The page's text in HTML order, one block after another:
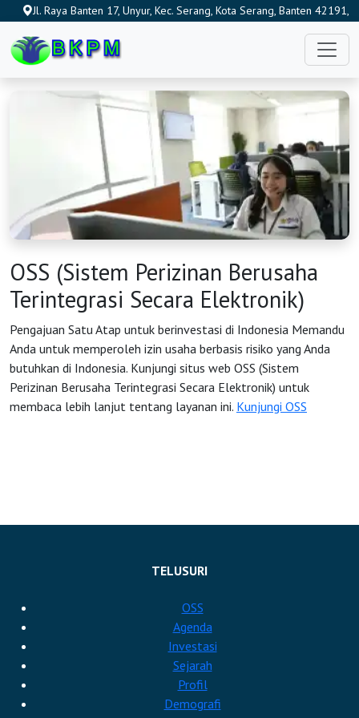
Jl. Raya Banten 17, Unyur, Kec. Serang, Kota Serang, Banten 42191,
HOME
OSS
Investasi
OSS (Sistem Perizinan Berusaha
Terintegrasi Secara Elektronik)
Pengajuan Satu Atap untuk berinvestasi di Indonesia Memandu
Anda untuk memperoleh izin usaha berbasis risiko yang Anda
butuhkan di Indonesia. Kunjungi situs web OSS (Sistem
Perizinan Berusaha Terintegrasi Secara Elektronik) untuk
membaca lebih lanjut tentang layanan ini. Kunjungi OSS
TELUSURI
OSS
Agenda
Investasi
Sejarah
Profil
Demografi